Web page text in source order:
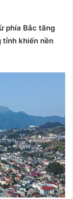
phía Bắc tăng
tỉnh khiến nền